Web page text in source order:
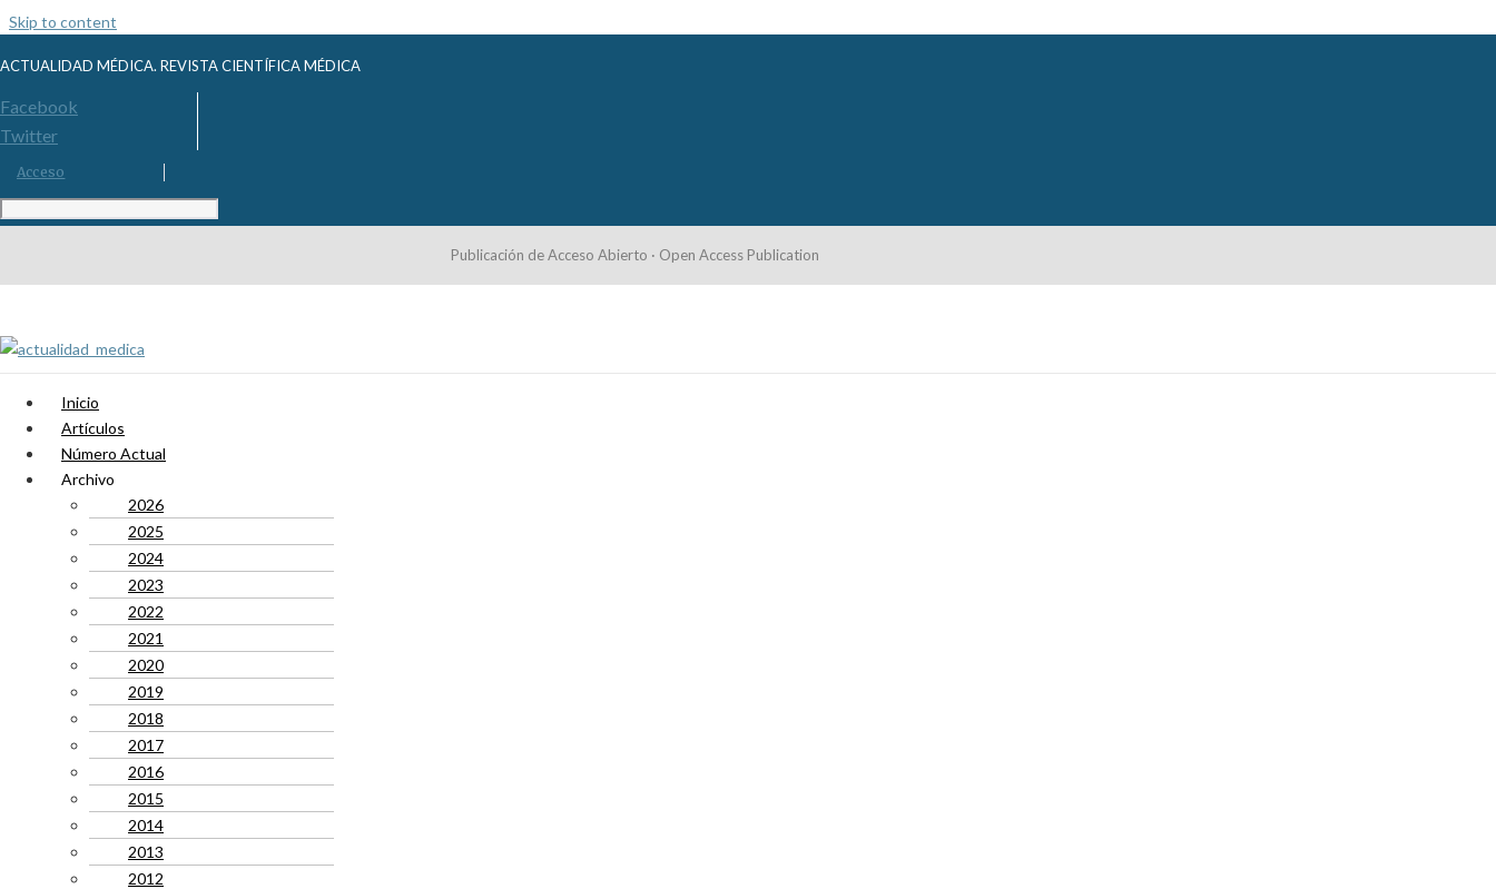
Skip to content
ACTUALIDAD MÉDICA. REVISTA CIENTÍFICA MÉDICA
Facebook
Twitter
Acceso
Publicación de Acceso Abierto · Open Access Publication
Inicio
Artículos
Número Actual
Archivo
2026
2025
2024
2023
2022
2021
2020
2019
2018
2017
2016
2015
2014
2013
2012